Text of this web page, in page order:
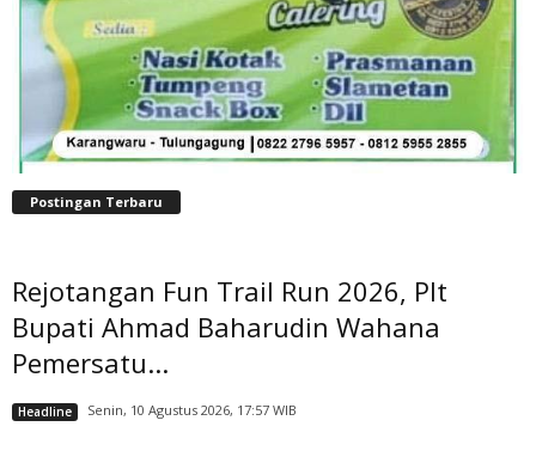
Postingan Terbaru
Rejotangan Fun Trail Run 2026, Plt
Bupati Ahmad Baharudin Wahana
Pemersatu...
Headline Senin, 10 Agustus 2026, 17:57 WIB